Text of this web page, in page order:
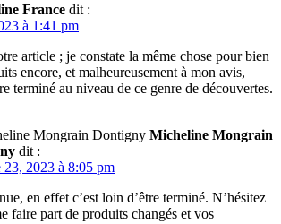
France dit :
à 1:41 pm
article ; je constate la même chose pour bien
encore, et malheureusement à mon avis,
terminé au niveau de ce genre de découvertes.
Micheline Mongrain
dit :
23, 2023 à 8:05 pm
en effet c’est loin d’être terminé. N’hésitez
faire part de produits changés et vos